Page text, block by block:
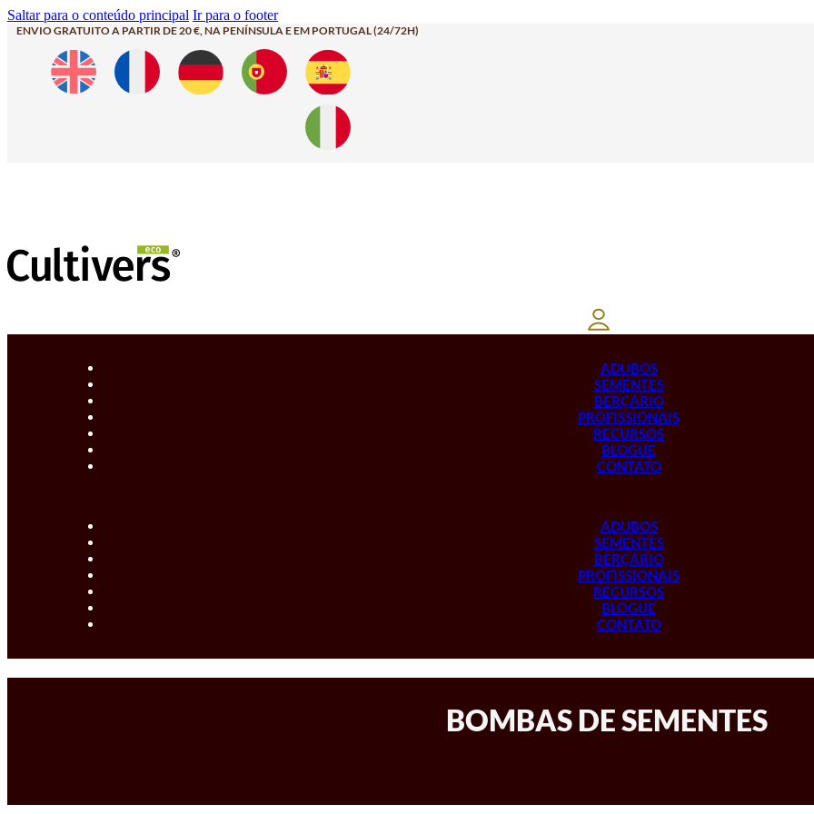
Saltar para o conteúdo principal Ir para o footer
ENVIO GRATUITO A PARTIR DE 20 €, NA PENÍNSULA E EM PORTUGAL (24/72H)
ADUBOS
SEMENTES
BERÇÁRIO
PROFISSIONAIS
RECURSOS
BLOGUE
CONTATO
ADUBOS
SEMENTES
BERÇÁRIO
PROFISSIONAIS
RECURSOS
BLOGUE
CONTATO
BOMBAS DE SEMENTES